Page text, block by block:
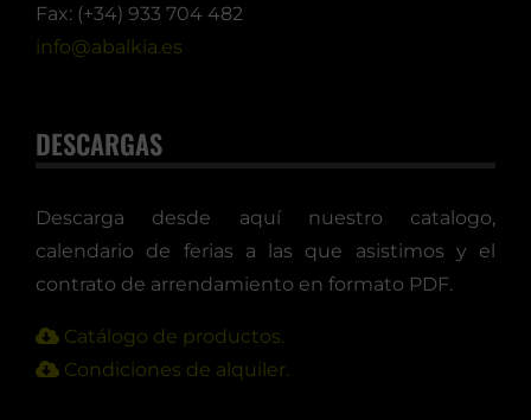
Fax: (+34) 933 704 482
info@abalkia.es
DESCARGAS
Descarga desde aquí nuestro catalogo,
calendario de ferias a las que asistimos y el
contrato de arrendamiento en formato PDF.
Catálogo de productos.
Condiciones de alquiler.